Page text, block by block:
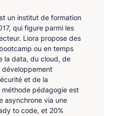
un institut de formation
qui figure parmi les
Liora propose des
ou en temps
la data, du cloud, de
développement
et de la
pédagogie est
asynchrone via une
to code, et 20%